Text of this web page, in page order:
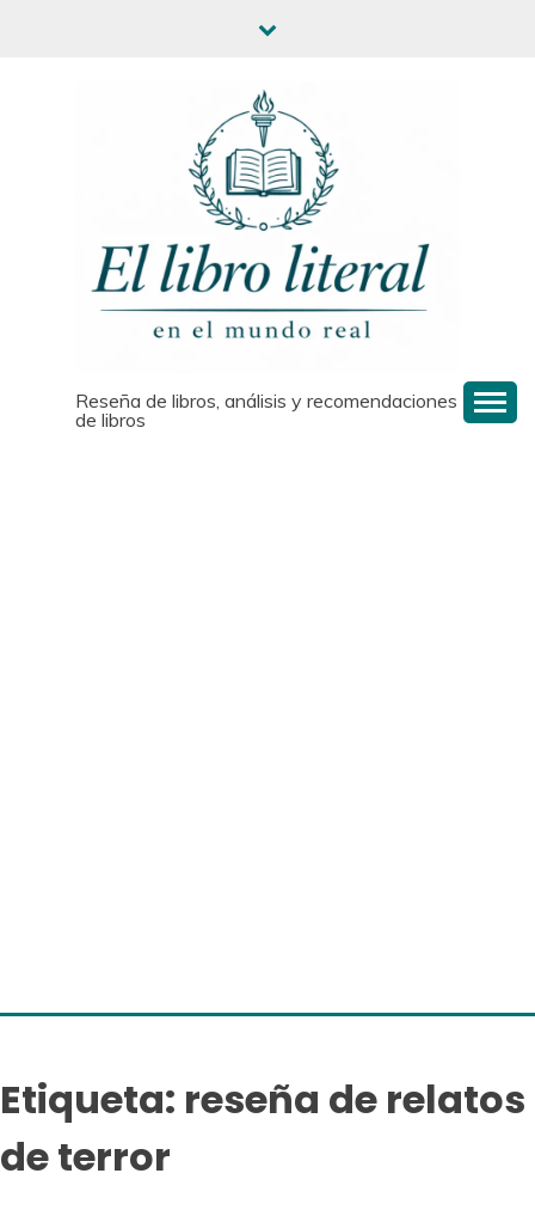
Reseña de libros, análisis y recomendaciones
de libros
Etiqueta: reseña de relatos
de terror